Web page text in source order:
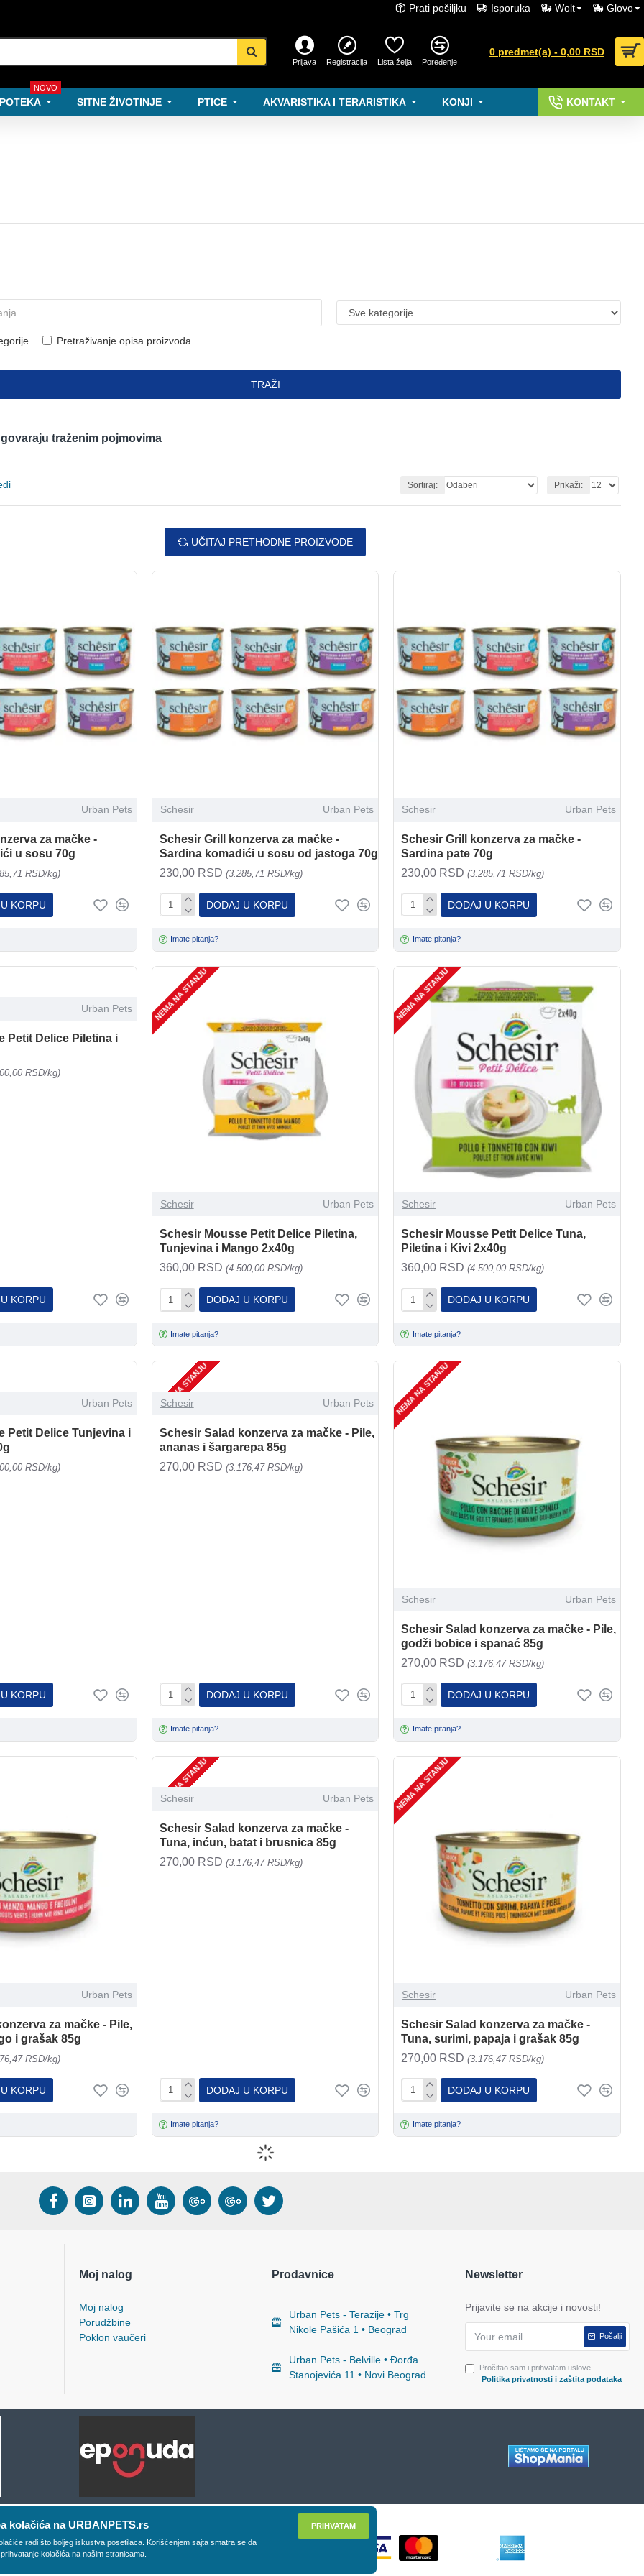
Prati pošiljku Isporuka Wolt Glovo
Prijava Registracija Lista želja Poređenje
0 predmet(a) - 0,00 RSD
NOVO
SITNE ŽIVOTINJE PTICE AKVARISTIKA I TERARISTIKA KONJI KONTAKT
Pretraživanje opisa proizvoda
TRAŽI
traženim pojmovima
Sortiraj: Prikaži:
UČITAJ PRETHODNE PROIZVODE
Urban Pets
za mačke -
u sosu 70g
RSD/kg)
KORPU
Schesir Urban Pets
Schesir Grill konzerva za mačke -
Sardina komadići u sosu od jastoga 70g
230,00 RSD (3.285,71 RSD/kg)
DODAJ U KORPU
Imate pitanja?
Schesir Urban Pets
Schesir Grill konzerva za mačke -
Sardina pate 70g
230,00 RSD(3.285,71 RSD/kg)
DODAJ U KORPU
Imate pitanja?
Urban Pets
Petit Delice Piletina i
RSD/kg)
KORPU
NEMA NA STANJU
Schesir Urban Pets
Schesir Mousse Petit Delice Piletina,
Tunjevina i Mango 2x40g
360,00 RSD (4.500,00 RSD/kg)
DODAJ U KORPU
Imate pitanja?
NEMA NA STANJU
Schesir Urban Pets
Schesir Mousse Petit Delice Tuna,
Piletina i Kivi 2x40g
360,00 RSD(4.500,00 RSD/kg)
DODAJ U KORPU
Imate pitanja?
Urban Pets
Petit Delice Tunjevina i
RSD/kg)
KORPU
NEMA NA STANJU
Schesir Urban Pets
Schesir Salad konzerva za mačke - Pile,
ananas i šargarepa 85g
270,00 RSD (3.176,47 RSD/kg)
DODAJ U KORPU
Imate pitanja?
NEMA NA STANJU
Schesir Urban Pets
Schesir Salad konzerva za mačke - Pile,
godži bobice i spanać 85g
270,00 RSD(3.176,47 RSD/kg)
DODAJ U KORPU
Imate pitanja?
Urban Pets
za mačke - Pile,
i grašak 85g
RSD/kg)
KORPU
NEMA NA STANJU
Schesir Urban Pets
Schesir Salad konzerva za mačke -
Tuna, inćun, batat i brusnica 85g
270,00 RSD (3.176,47 RSD/kg)
DODAJ U KORPU
Imate pitanja?
NEMA NA STANJU
Schesir Urban Pets
Schesir Salad konzerva za mačke -
Tuna, surimi, papaja i grašak 85g
270,00 RSD(3.176,47 RSD/kg)
DODAJ U KORPU
Imate pitanja?
Moj nalog
Moj nalog
Porudžbine
Poklon vaučeri
Prodavnice
Urban Pets - Terazije • Trg
Nikole Pašića 1 • Beograd
Urban Pets - Belville • Đorđa
Stanojevića 11 • Novi Beograd
Newsletter
Prijavite se na akcije i novosti!
Pošalji
Pročitao sam i prihvatam uslove
Politika privatnosti i zaštita podataka
PRIHVATAM
kolačića na URBANPETS.rs
radi što boljeg iskustva posetilaca. Korišćenjem sajta smatra se da
kolačića na našim stranicama.